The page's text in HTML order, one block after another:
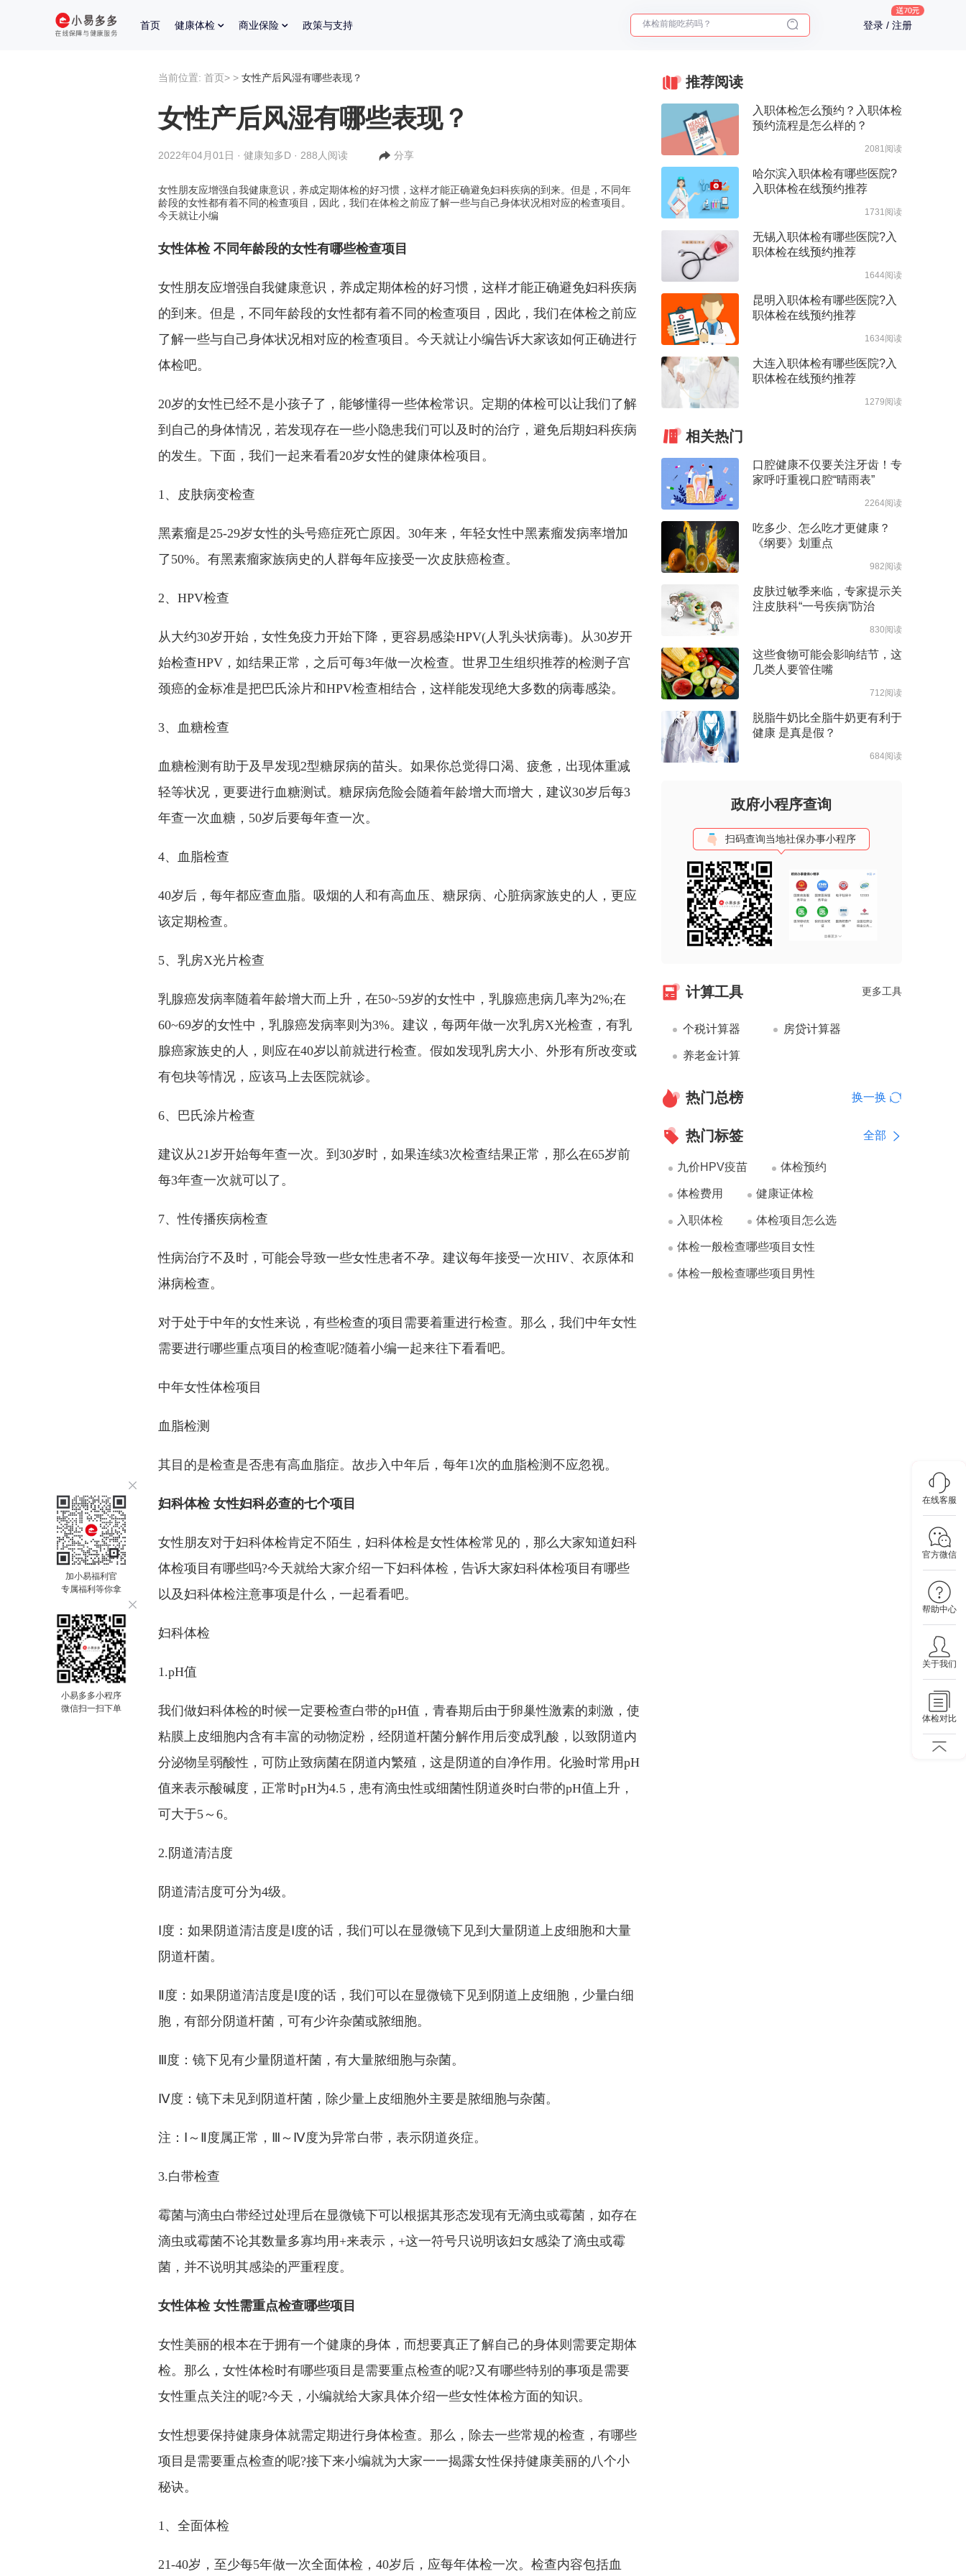
首页 健康体检 商业保险 政策与支持 十大理由告诉你为什么要买保险 登录 / 注册
在线客服
官方微信
帮助中心
关于我们
体检对比
加小易福利官
专属福利等你拿
小易多多小程序
微信扫一扫下单
当前位置: 首页> > 女性产后风湿有哪些表现？
女性产后风湿有哪些表现？
2022年04月01日 · 健康知多D · 288人阅读 分享
女性朋友应增强自我健康意识，养成定期体检的好习惯，这样才能正确避免妇科疾病的到来。但是，不同年
龄段的女性都有着不同的检查项目，因此，我们在体检之前应了解一些与自己身体状况相对应的检查项目。
今天就让小编
女性体检 不同年龄段的女性有哪些检查项目
女性朋友应增强自我健康意识，养成定期体检的好习惯，这样才能正确避免妇科疾病
的到来。但是，不同年龄段的女性都有着不同的检查项目，因此，我们在体检之前应
了解一些与自己身体状况相对应的检查项目。今天就让小编告诉大家该如何正确进行
体检吧。
20岁的女性已经不是小孩子了，能够懂得一些体检常识。定期的体检可以让我们了解
到自己的身体情况，若发现存在一些小隐患我们可以及时的治疗，避免后期妇科疾病
的发生。下面，我们一起来看看20岁女性的健康体检项目。
1、皮肤病变检查
黑素瘤是25-29岁女性的头号癌症死亡原因。30年来，年轻女性中黑素瘤发病率增加
了50%。有黑素瘤家族病史的人群每年应接受一次皮肤癌检查。
2、HPV检查
从大约30岁开始，女性免疫力开始下降，更容易感染HPV(人乳头状病毒)。从30岁开
始检查HPV，如结果正常，之后可每3年做一次检查。世界卫生组织推荐的检测子宫
颈癌的金标准是把巴氏涂片和HPV检查相结合，这样能发现绝大多数的病毒感染。
3、血糖检查
血糖检测有助于及早发现2型糖尿病的苗头。如果你总觉得口渴、疲惫，出现体重减
轻等状况，更要进行血糖测试。糖尿病危险会随着年龄增大而增大，建议30岁后每3
年查一次血糖，50岁后要每年查一次。
4、血脂检查
40岁后，每年都应查血脂。吸烟的人和有高血压、糖尿病、心脏病家族史的人，更应
该定期检查。
5、乳房X光片检查
乳腺癌发病率随着年龄增大而上升，在50~59岁的女性中，乳腺癌患病几率为2%;在
60~69岁的女性中，乳腺癌发病率则为3%。建议，每两年做一次乳房X光检查，有乳
腺癌家族史的人，则应在40岁以前就进行检查。假如发现乳房大小、外形有所改变或
有包块等情况，应该马上去医院就诊。
6、巴氏涂片检查
建议从21岁开始每年查一次。到30岁时，如果连续3次检查结果正常，那么在65岁前
每3年查一次就可以了。
7、性传播疾病检查
性病治疗不及时，可能会导致一些女性患者不孕。建议每年接受一次HIV、衣原体和
淋病检查。
对于处于中年的女性来说，有些检查的项目需要着重进行检查。那么，我们中年女性
需要进行哪些重点项目的检查呢?随着小编一起来往下看看吧。
中年女性体检项目
血脂检测
其目的是检查是否患有高血脂症。故步入中年后，每年1次的血脂检测不应忽视。
妇科体检 女性妇科必查的七个项目
女性朋友对于妇科体检肯定不陌生，妇科体检是女性体检常见的，那么大家知道妇科
体检项目有哪些吗?今天就给大家介绍一下妇科体检，告诉大家妇科体检项目有哪些
以及妇科体检注意事项是什么，一起看看吧。
妇科体检
1.pH值
我们做妇科体检的时候一定要检查白带的pH值，青春期后由于卵巢性激素的刺激，使
粘膜上皮细胞内含有丰富的动物淀粉，经阴道杆菌分解作用后变成乳酸，以致阴道内
分泌物呈弱酸性，可防止致病菌在阴道内繁殖，这是阴道的自净作用。化验时常用pH
值来表示酸碱度，正常时pH为4.5，患有滴虫性或细菌性阴道炎时白带的pH值上升，
可大于5～6。
2.阴道清洁度
阴道清洁度可分为4级。
Ⅰ度：如果阴道清洁度是Ⅰ度的话，我们可以在显微镜下见到大量阴道上皮细胞和大量
阴道杆菌。
Ⅱ度：如果阴道清洁度是Ⅰ度的话，我们可以在显微镜下见到阴道上皮细胞，少量白细
胞，有部分阴道杆菌，可有少许杂菌或脓细胞。
Ⅲ度：镜下见有少量阴道杆菌，有大量脓细胞与杂菌。
Ⅳ度：镜下未见到阴道杆菌，除少量上皮细胞外主要是脓细胞与杂菌。
注：Ⅰ～Ⅱ度属正常，Ⅲ～Ⅳ度为异常白带，表示阴道炎症。
3.白带检查
霉菌与滴虫白带经过处理后在显微镜下可以根据其形态发现有无滴虫或霉菌，如存在
滴虫或霉菌不论其数量多寡均用+来表示，+这一符号只说明该妇女感染了滴虫或霉
菌，并不说明其感染的严重程度。
女性体检 女性需重点检查哪些项目
女性美丽的根本在于拥有一个健康的身体，而想要真正了解自己的身体则需要定期体
检。那么，女性体检时有哪些项目是需要重点检查的呢?又有哪些特别的事项是需要
女性重点关注的呢?今天，小编就给大家具体介绍一些女性体检方面的知识。
女性想要保持健康身体就需定期进行身体检查。那么，除去一些常规的检查，有哪些
项目是需要重点检查的呢?接下来小编就为大家一一揭露女性保持健康美丽的八个小
秘诀。
1、全面体检
21-40岁，至少每5年做一次全面体检，40岁后，应每年体检一次。检查内容包括血
推荐阅读
入职体检怎么预约？入职体检
预约流程是怎么样的？
2081阅读
哈尔滨入职体检有哪些医院?
入职体检在线预约推荐
1731阅读
无锡入职体检有哪些医院?入
职体检在线预约推荐
1644阅读
昆明入职体检有哪些医院?入
职体检在线预约推荐
1634阅读
大连入职体检有哪些医院?入
职体检在线预约推荐
1279阅读
相关热门
口腔健康不仅要关注牙齿！专
家呼吁重视口腔“晴雨表”
2264阅读
吃多少、怎么吃才更健康？
《纲要》划重点
982阅读
皮肤过敏季来临，专家提示关
注皮肤科“一号疾病”防治
830阅读
这些食物可能会影响结节，这
几类人要管住嘴
712阅读
脱脂牛奶比全脂牛奶更有利于
健康 是真是假？
684阅读
政府小程序查询
扫码查询当地社保办事小程序
计算工具 更多工具
个税计算器 房贷计算器
养老金计算
热门总榜 换一换
热门标签 全部
九价HPV疫苗 体检预约
体检费用 健康证体检
入职体检 体检项目怎么选
体检一般检查哪些项目女性
体检一般检查哪些项目男性